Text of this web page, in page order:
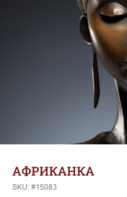
АФРИКАНКА
SKU: #15083